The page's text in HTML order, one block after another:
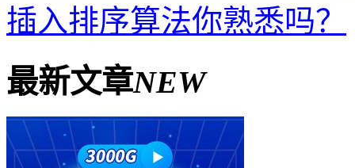
插入排序算法你熟悉吗？
最新文章NEW